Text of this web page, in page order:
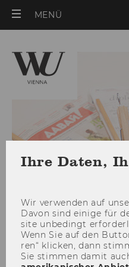
MENÜ
März 2013
Ihre Daten,
Wir ver­wen­den auf
Davon sind ei­ni­ge für
site un­be­dingt
Wenn Sie auf den
ren“ kli­cken, dann
Sie stim­men damit